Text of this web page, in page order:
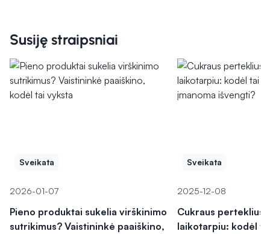
Susiję straipsniai
Sveikata
2026-01-07
Pieno produktai sukelia virškinimo
sutrikimus? Vaistininkė paaiškino,
Sveikata
2025-12-08
Cukraus perteklius
laikotarpiu: kodėl